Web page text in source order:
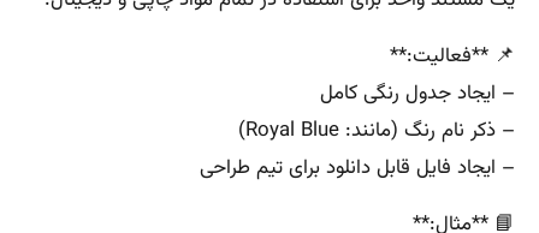
📌 **فعالیت:**
– ایجاد جدول رنگی کامل
– ذکر نام رنگ (مانند: Royal Blue)
– ایجاد فایل قابل دانلود برای تیم طراحی
📘 **مثال:**